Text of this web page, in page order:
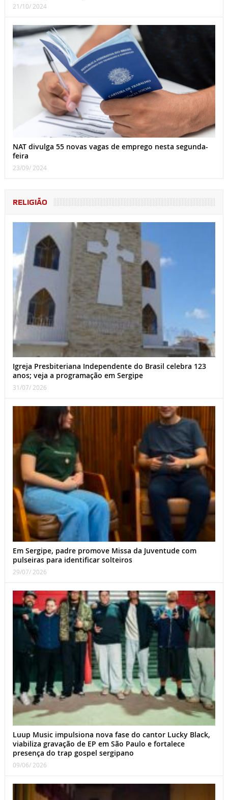
21/10/ 2024
NAT divulga 55 novas vagas de emprego nesta segunda-
feira
23/09/ 2024
RELIGIÃO
Igreja Presbiteriana Independente do Brasil celebra 123
anos; veja a programação em Sergipe
31/07/ 2026
Em Sergipe, padre promove Missa da Juventude com
pulseiras para identificar solteiros
29/07/ 2026
Luup Music impulsiona nova fase do cantor Lucky Black,
viabiliza gravação de EP em São Paulo e fortalece
presença do trap gospel sergipano
09/06/ 2026